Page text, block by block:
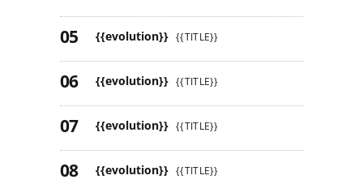
{{evolution}} {{TITLE}}
{{evolution}} {{TITLE}}
{{evolution}} {{TITLE}}
{{evolution}} {{TITLE}}